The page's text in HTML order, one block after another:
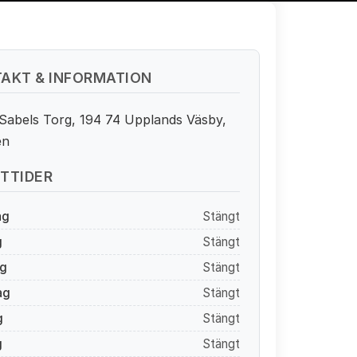
& INFORMATION
Torg, 194 74 Upplands Väsby,
Stängt
Stängt
Stängt
Stängt
Stängt
Stängt